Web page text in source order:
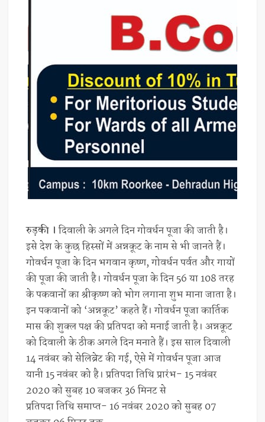
रुड़की ।दिवाली के अगले दिन गोवर्धन पूजा की जाती है।
इसे देश के कुछ हिस्सों में अन्नकूट के नाम से भी जानते हैं।
गोवर्धन पूजा के दिन भगवान कृष्ण, गोवर्धन पर्वत और गायों
की पूजा की जाती है। गोवर्धन पूजा के दिन 56 या 108 तरह
के पकवानों का श्रीकृष्ण को भोग लगाना शुभ माना जाता है।
इन पकवानों को ‘अन्नकूट’ कहते हैं। गोवर्धन पूजा कार्तिक
मास की शुक्ल पक्ष की प्रतिपदा को मनाई जाती है। अन्नकूट
को दिवाली के ठीक अगले दिन मनाते हैं। इस साल दिवाली
14 नवंबर को सेलिब्रेट की गई, ऐसे में गोवर्धन पूजा आज
यानी 15 नवंबर को है। प्रतिपदा तिथि प्रारंभ- 15 नवंबर
2020 को सुबह 10 बजकर 36 मिनट से
प्रतिपदा तिथि समाप्‍त- 16 नवंबर 2020 को सुबह 07